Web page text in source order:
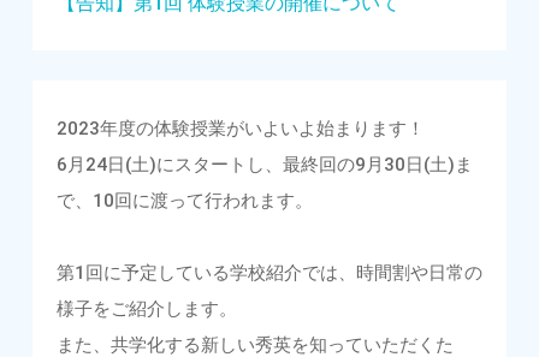
2023年度の体験授業がいよいよ始まります！
6月24日(土)にスタートし、最終回の9月30日(土)ま
で、10回に渡って行われます。
第1回に予定している学校紹介では、時間割や日常の
様子をご紹介します。
また、共学化する新しい秀英を知っていただくた